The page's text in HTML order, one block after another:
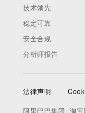
for lawful purposes
to: (1) allow,
or facsimile; or (2)
that apply to
use electronic
query the Whois
技术领先
稳定可靠
安全合规
分析师报告
法律声明
阿里巴巴集团 淘宝